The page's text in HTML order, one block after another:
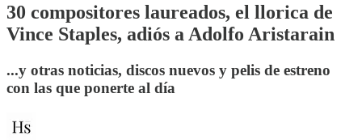
30 compositores laureados, el llorica de
Vince Staples, adiós a Adolfo Aristarain
...y otras noticias, discos nuevos y pelis de estreno
con las que ponerte al día